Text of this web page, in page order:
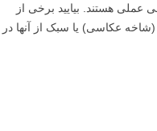
عملی هستند. بیایید برخی از
عکاسی) یا سبک از آنها در